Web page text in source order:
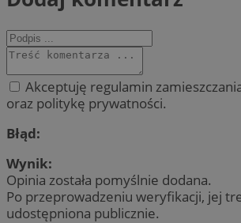
Akceptuję regulamin
oraz politykę prywatności.
Błąd:
Wynik:
Opinia została pomyślnie dodana.
Po przeprowadzeniu weryfikacji, jej
udostępniona publicznie.